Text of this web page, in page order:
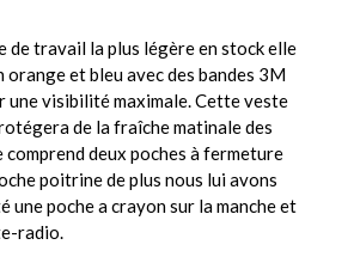
de travail la plus légère en stock elle
orange et bleu avec des bandes 3M
une visibilité maximale. Cette veste
de la fraîche matinale des
comprend deux poches à fermeture
poitrine de plus nous lui avons
une poche a crayon sur la manche et
radio.